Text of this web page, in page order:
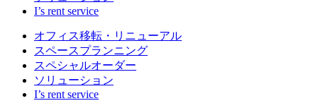
I’s rent service
オフィス移転・リニューアル
スペースプランニング
スペシャルオーダー
ソリューション
I’s rent service